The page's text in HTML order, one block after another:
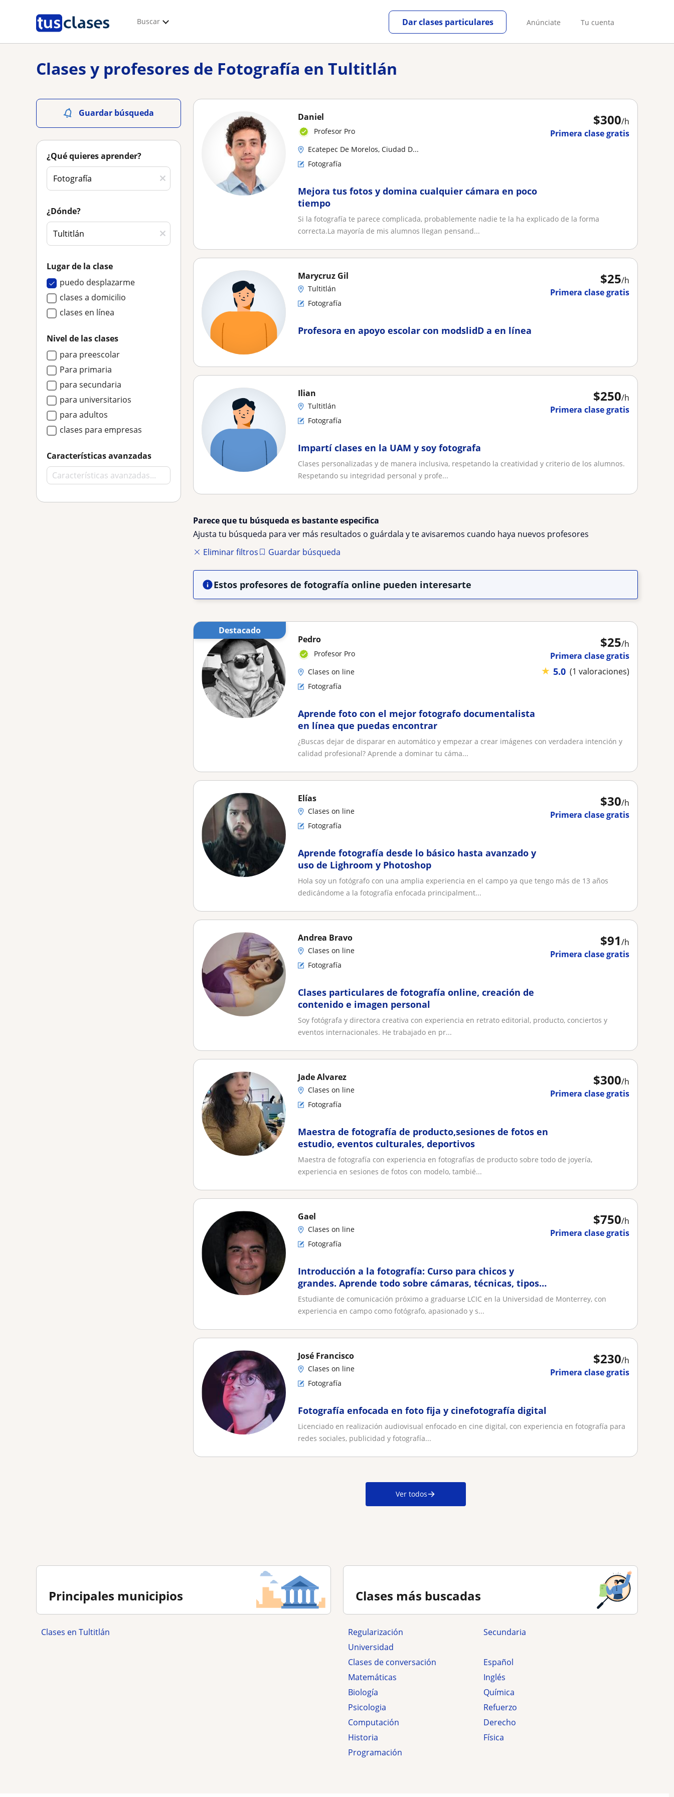
Buscar Anúnciate Tu cuenta
Dar clases particulares
Clases y profesores de Fotografía en Tultitlán
Guardar búsqueda
¿Qué quieres aprender?
¿Dónde?
Lugar de la clase
puedo desplazarme
clases a domicilio
clases en línea
Nivel de las clases
para preescolar
Para primaria
para secundaria
para universitarios
para adultos
clases para empresas
Características avanzadas
$300/h
Primera clase gratis
Daniel
Profesor Pro
Ecatepec De Morelos, Ciudad D...
Fotografía
Mejora tus fotos y domina cualquier cámara en poco
tiempo
Si la fotografía te parece complicada, probablemente nadie te la ha explicado de la forma
correcta.La mayoría de mis alumnos llegan pensand...
$25/h
Primera clase gratis
Marycruz Gil
Tultitlán
Fotografía
Profesora en apoyo escolar con modslidD a en línea
$250/h
Primera clase gratis
Ilian
Tultitlán
Fotografía
Impartí clases en la UAM y soy fotografa
Clases personalizadas y de manera inclusiva, respetando la creatividad y criterio de los alumnos.
Respetando su integridad personal y profe...
Parece que tu búsqueda es bastante especifica
Ajusta tu búsqueda para ver más resultados o guárdala y te avisaremos cuando haya nuevos profesores
Eliminar filtros
Guardar búsqueda
Estos profesores de fotografía online pueden interesarte
Destacado
$25/h
Primera clase gratis
★ 5.0 (1 valoraciones)
Pedro
Profesor Pro
Clases on line
Fotografía
Aprende foto con el mejor fotografo documentalista
en línea que puedas encontrar
¿Buscas dejar de disparar en automático y empezar a crear imágenes con verdadera intención y
calidad profesional? Aprende a dominar tu cáma...
$30/h
Primera clase gratis
Elías
Clases on line
Fotografía
Aprende fotografía desde lo básico hasta avanzado y
uso de Lighroom y Photoshop
Hola soy un fotógrafo con una amplia experiencia en el campo ya que tengo más de 13 años
dedicándome a la fotografía enfocada principalment...
$91/h
Primera clase gratis
Andrea Bravo
Clases on line
Fotografía
Clases particulares de fotografía online, creación de
contenido e imagen personal
Soy fotógrafa y directora creativa con experiencia en retrato editorial, producto, conciertos y
eventos internacionales. He trabajado en pr...
$300/h
Primera clase gratis
Jade Alvarez
Clases on line
Fotografía
Maestra de fotografía de producto,sesiones de fotos en
estudio, eventos culturales, deportivos
Maestra de fotografía con experiencia en fotografías de producto sobre todo de joyería,
experiencia en sesiones de fotos con modelo, tambié...
$750/h
Primera clase gratis
Gael
Clases on line
Fotografía
Introducción a la fotografía: Curso para chicos y
grandes. Aprende todo sobre cámaras, técnicas, tipos
de lentes, reglas y más
Estudiante de comunicación próximo a graduarse LCIC en la Universidad de Monterrey, con
experiencia en campo como fotógrafo, apasionado y s...
$230/h
Primera clase gratis
José Francisco
Clases on line
Fotografía
Fotografía enfocada en foto fija y cinefotografía digital
Licenciado en realización audiovisual enfocado en cine digital, con experiencia en fotografía para
redes sociales, publicidad y fotografía...
Ver todos
Principales municipios
Clases en Tultitlán
Clases más buscadas
Regularización
secundaria
Universidad
Clases de conversación
Español
Matemáticas
Inglés
Biología
Química
Psicologia
Refuerzo
Computación
Derecho
Historia
Física
Programación